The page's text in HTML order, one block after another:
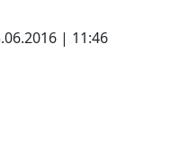
| 11:46